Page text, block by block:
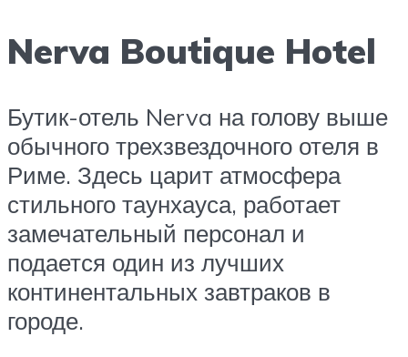
Nerva Boutique Hotel
Бутик-отель Nerva на голову выше
обычного трехзвездочного отеля в
Риме. Здесь царит атмосфера
стильного таунхауса, работает
замечательный персонал и
подается один из лучших
континентальных завтраков в
городе.